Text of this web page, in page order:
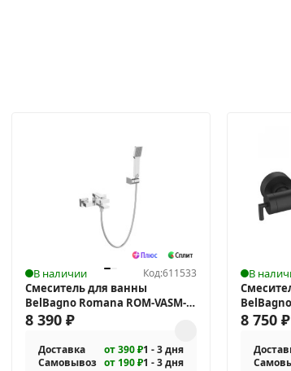
В наличии Код:611533
Смеситель для ванны
BelBagno Romana ROM-VASM-
CRM
8 390 ₽
Доставка от 390 ₽1 - 3 дня
Самовывоз от 190 ₽1 - 3 дня
В
NERO
8 750 ₽